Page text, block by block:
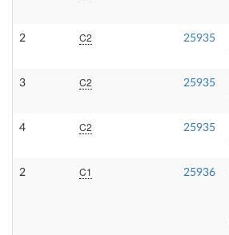
2 C2 25935
3 C2 25935
4 C2 25935
2 C1 25936